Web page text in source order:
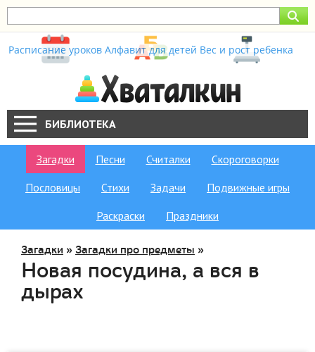
Расписание уроков Алфавит для детей Вес и рост ребенка
БИБЛИОТЕКА
Загадки Песни Считалки
Скороговорки
Пословицы
Стихи Задачи
Подвижные игры
Раскраски
Праздники
Загадки » Загадки про предметы »
Новая посудина, а вся в
дырах